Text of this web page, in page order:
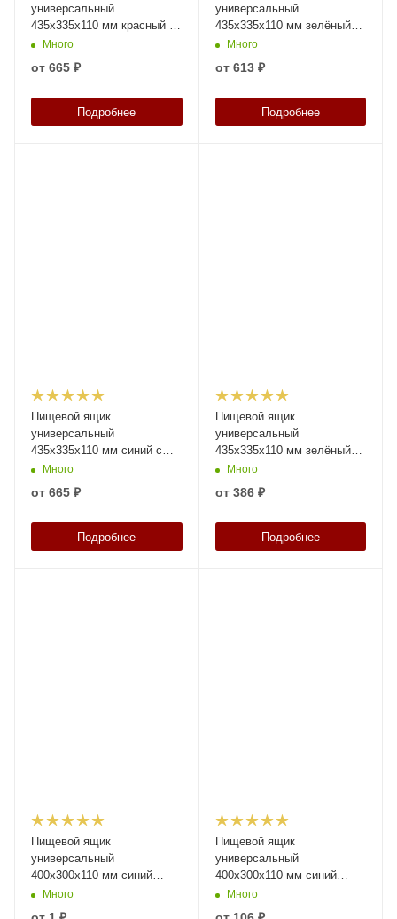
универсальный
435х335х110 мм красный с
перфорированными
стенками сплошным дном и
крышкой
Много
от 665 ₽
Подробнее
универсальный
435х335х110 мм зелёный
со сплошными стенками,
дном и крышкой
Много
от 613 ₽
Подробнее
Пищевой ящик
универсальный
435х335х110 мм синий с
перфорированными
стенками и дном с крышкой
Много
от 665 ₽
Подробнее
Пищевой ящик
универсальный
435х335х110 мм зелёный
ЭКО со сплошными
стенками и дном
Много
от 386 ₽
Подробнее
Пищевой ящик
универсальный
400х300х110 мм синий
индиго с
перфорированными
Много
Пищевой ящик
универсальный
400х300х110 мм синий
индиго ЭКО с
перфорированными
Много